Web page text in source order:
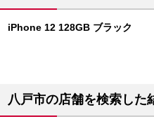
iPhone 12 128GB ブラック
八戸市の店舗を検索した